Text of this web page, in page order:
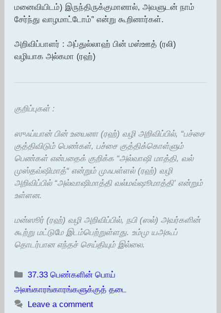
மனைவியிடம்) இருந்திருக்குமானால், அவளுடன் நாம்
சேர்ந்து வாழமாட்டோம்” என்று கூறினார்கள்.
அறிவிப்பாளர் : அப்துல்லாஹ் பின் மஸ்ஊத் (ரலி)
வழியாக அல்கமா (ரஹ்)
குறிப்புகள் :
ஸுஃப்யான் பின் உயைனா (ரஹ்) வழி அறிவிப்பில், “பச்சை
குத்திவிடும் பெண்கள், பச்சை குத்திக்கொள்ளும்
பெண்கள் என்பதைக் குறிக்க “அல்வாஷி மாத்தி, வல்
முஸ்தவ்ஷிமாத்“ என்றும் முஃபள்ளல் (ரஹ்) வழி
அறிவிப்பில் “அல்வாஷிமாத்தி வல்மவ்ஷூமாத்தி’ என்றும்
உள்ளன.
மன்ஸூர் (ரஹ்) வழி அறிவிப்பில், நபி (ஸல்) அவர்களின்
கூற்று மட்டுமே இடம்பெற்றுள்ளது. உம்மு யஅகூப்
தொடர்பான எந்தச் செய்தியும் இல்லை.
Categories
37.33 பெண்களின் பொய்
அலங்காரங்காரங்களுக்குத் தடை
Leave a comment